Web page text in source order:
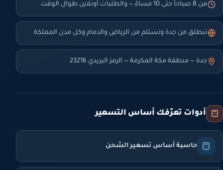
من 8 صباحاً حتى 10 مساءً — والطلبات أونلاين طوال الوقت
ننطلق من جدة ونستلم من الرياض والدمام وكل مدن المملكة
جدة — منطقة مكة المكرمة — الرمز البريدي 23216
أدوات تعرّفك أساس التسعير
حاسبة أساس تسعير الشحن